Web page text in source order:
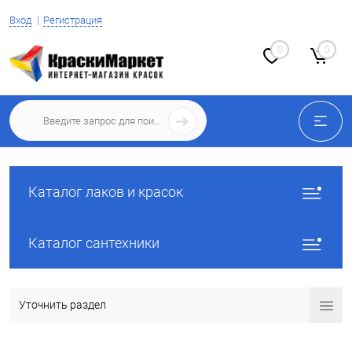
Вход Регистрация
0 0
Каталог лаков и красок
Каталог сантехники
Уточнить раздел